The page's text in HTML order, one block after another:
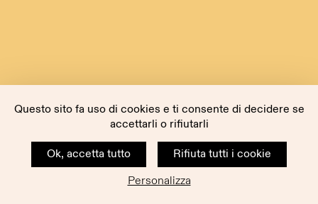
Questo sito fa uso di cookies e ti consente di decidere se
accettarli o rifiutarli
Ok, accetta tutto
Rifiuta tutti i cookie
Personalizza